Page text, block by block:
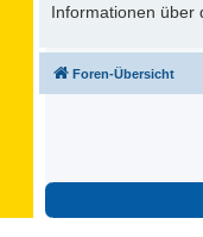
Informationen über
Foren-Übersicht